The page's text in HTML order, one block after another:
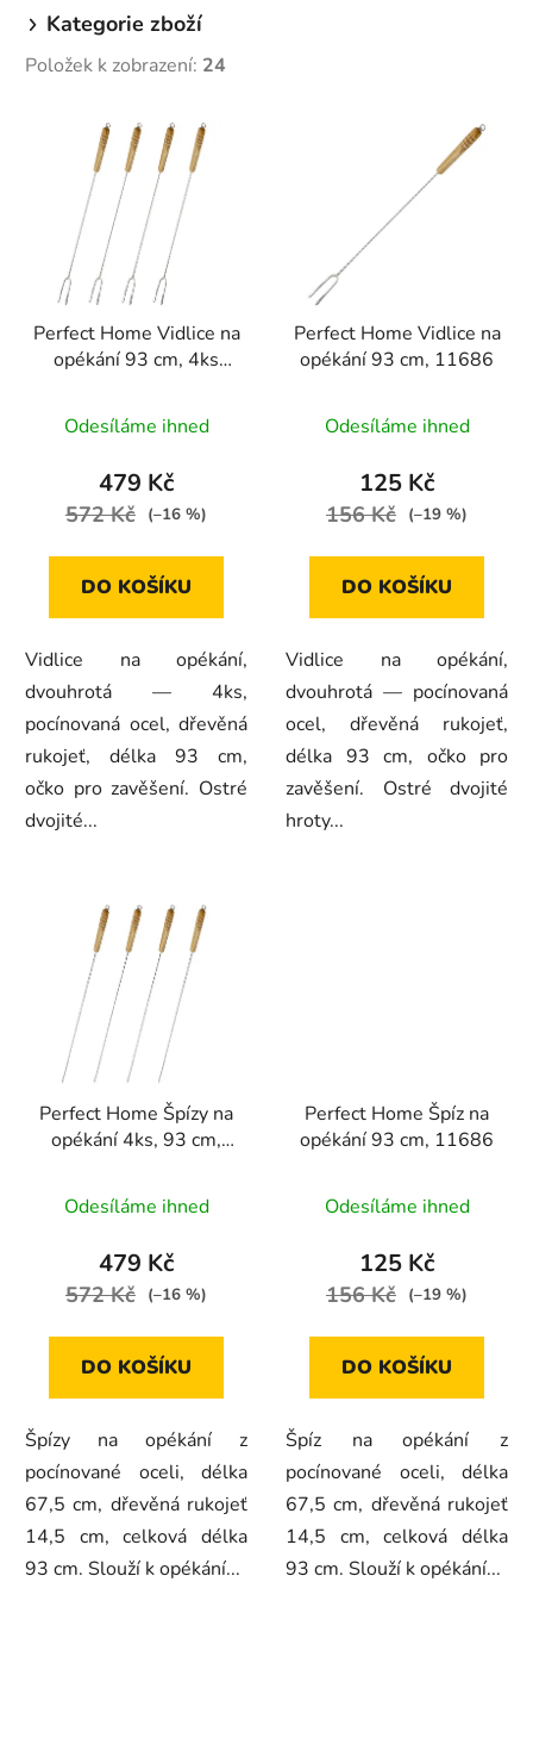
Kategorie zboží
Položek k zobrazení: 24
Perfect Home Vidlice na
opékání 93 cm, 4ks
Odesíláme ihned
479 Kč
572 Kč (–16 %)
DO KOŠÍKU
Vidlice na opékání,
dvouhrotá — 4ks,
pocínovaná ocel, dřevěná
rukojeť, délka 93 cm,
očko pro zavěšení. Ostré
dvojité...
Perfect Home Vidlice na
opékání 93 cm, 11686
hodnocení
produktu
je
5
Odesíláme ihned
125 Kč
156 Kč (–19 %)
DO KOŠÍKU
Vidlice na opékání,
dvouhrotá — pocínovaná
ocel, dřevěná rukojeť,
délka 93 cm, očko pro
zavěšení. Ostré dvojité
hroty...
Perfect Home Špízy na
opékání 4ks, 93 cm,
Odesíláme ihned
479 Kč
572 Kč (–16 %)
DO KOŠÍKU
Špízy na opékání z
pocínované oceli, délka
67,5 cm, dřevěná rukojeť
14,5 cm, celková délka
93 cm. Slouží k opékání...
Perfect Home Špíz na
opékání 93 cm, 11686
Odesíláme ihned
125 Kč
156 Kč (–19 %)
DO KOŠÍKU
Špíz na opékání z
pocínované oceli, délka
67,5 cm, dřevěná rukojeť
14,5 cm, celková délka
93 cm. Slouží k opékání...